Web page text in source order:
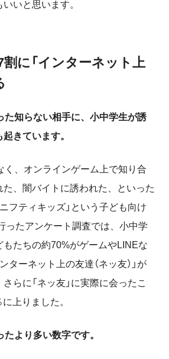
いと思います。
に「インターネット上
知らない相手に、小中学生が誘
きています。
、オンラインゲーム上で知り合
た、闇バイトに誘われた、といった
フティキッズ」という子ども向け
ったアンケート調査では、小中学
たちの約70%がゲームやLINEな
ターネット上の友達（ネッ友）」が
らに「ネッ友」に実際に会ったこ
上りました。
より多い数字です。